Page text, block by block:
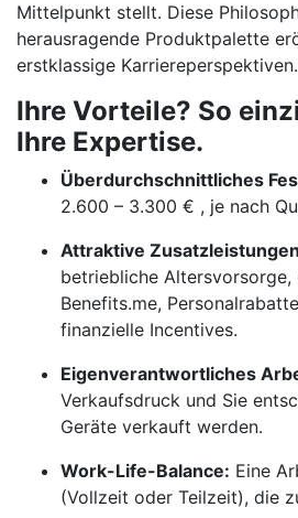
Mittelpunkt stellt. Diese
herausragende Produktpalette
erstklassige Karriereperspektiven.
Ihre Vorteile? So
Ihre Expertise.
Überdurchschnittliches
2.600 – 3.300 € , je nach
Attraktive
betriebliche
Benefits.me,
finanzielle Incentives.
Eigenverantwortliches
Verkaufsdruck und Sie
Geräte verkauft werden.
Work-Life-Balance: Eine
(Vollzeit oder Teilzeit), die